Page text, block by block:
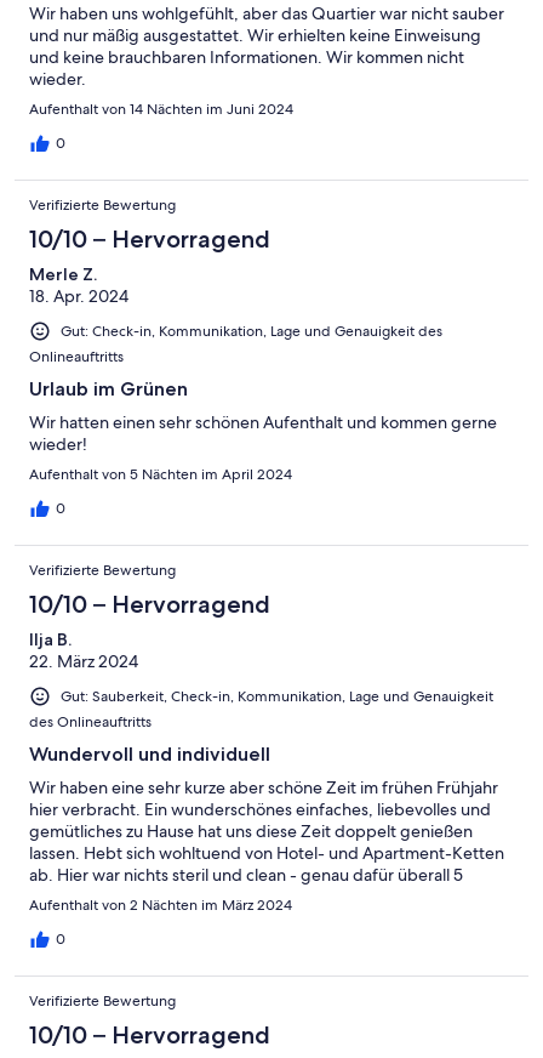
Wir haben uns wohlgefühlt, aber das Quartier war nicht sauber
und nur mäßig ausgestattet. Wir erhielten keine Einweisung
und keine brauchbaren Informationen. Wir kommen nicht
wieder.
Aufenthalt von 14 Nächten im Juni 2024
0
Verifizierte Bewertung
10/10 – Hervorragend
Merle Z.
18. Apr. 2024
Gut: Check-in, Kommunikation, Lage und Genauigkeit des
Onlineauftritts
Urlaub im Grünen
Wir hatten einen sehr schönen Aufenthalt und kommen gerne
wieder!
Aufenthalt von 5 Nächten im April 2024
0
Verifizierte Bewertung
10/10 – Hervorragend
Ilja B.
22. März 2024
Gut: Sauberkeit, Check-in, Kommunikation, Lage und Genauigkeit
des Onlineauftritts
Wundervoll und individuell
Wir haben eine sehr kurze aber schöne Zeit im frühen Frühjahr
hier verbracht. Ein wunderschönes einfaches, liebevolles und
gemütliches zu Hause hat uns diese Zeit doppelt genießen
lassen. Hebt sich wohltuend von Hotel- und Apartment-Ketten
ab. Hier war nichts steril und clean - genau dafür überall 5
Sterne!
Aufenthalt von 2 Nächten im März 2024
0
Verifizierte Bewertung
10/10 – Hervorragend